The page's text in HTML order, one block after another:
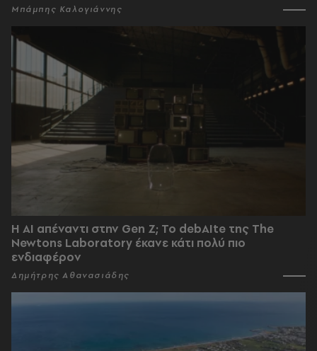
Μπάμπης Καλογιάννης
Η AI απέναντι στην Gen Z; Το debAIte της The
Newtons Laboratory έκανε κάτι πολύ πιο
ενδιαφέρον
Δημήτρης Αθανασιάδης